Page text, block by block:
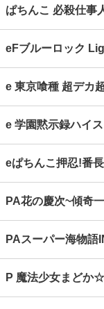
ぱちんこ 必殺仕事
eFブルーロック
e 東京喰種 超デカ
e 学園黙示録ハイ
eぱちんこ押忍!番
PA花の慶次~傾奇
PAスーパー海物語
P 魔法少女まどか